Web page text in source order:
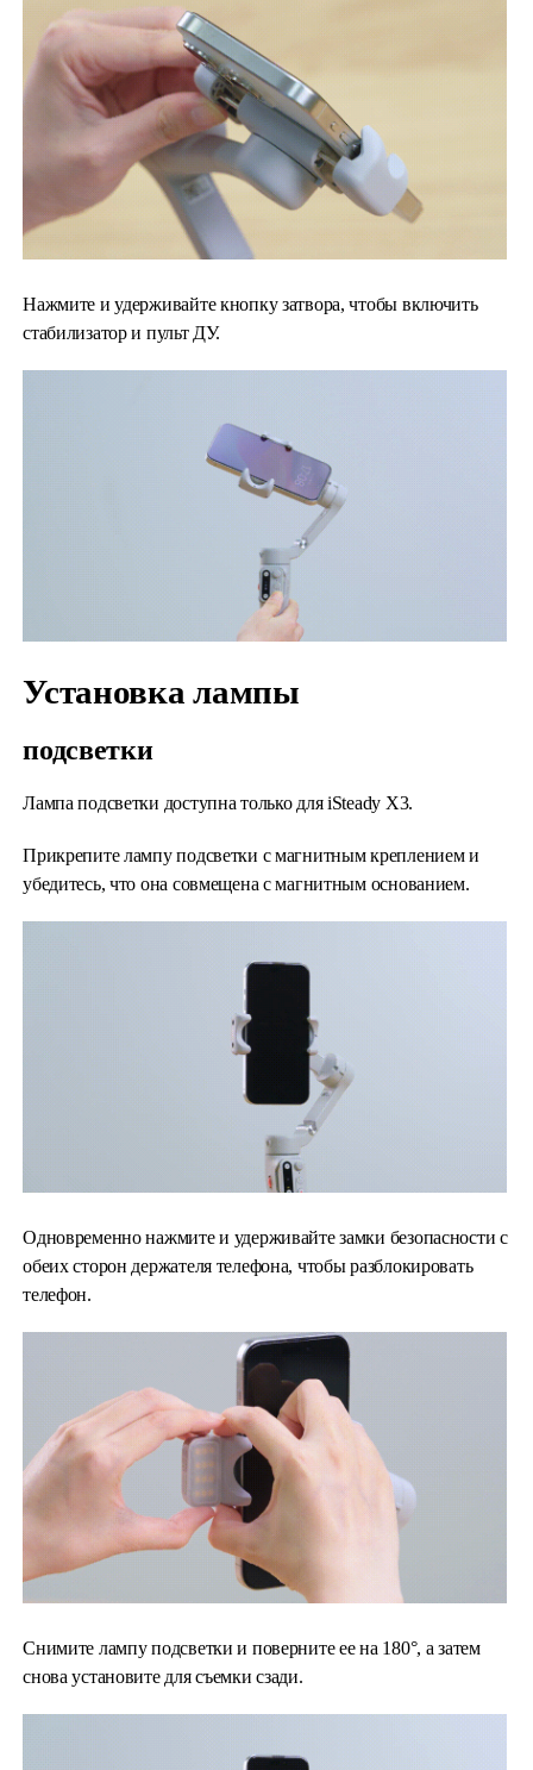
Нажмите и удерживайте кнопку затвора, чтобы включить
стабилизатор и пульт ДУ.
Установка лампы
подсветки
Лампа подсветки доступна только для iSteady X3.
Прикрепите лампу подсветки с магнитным креплением и
убедитесь, что она совмещена с магнитным основанием.
Одновременно нажмите и удерживайте замки безопасности с
обеих сторон держателя телефона, чтобы разблокировать
телефон.
Снимите лампу подсветки и поверните ее на 180°, а затем
снова установите для съемки сзади.